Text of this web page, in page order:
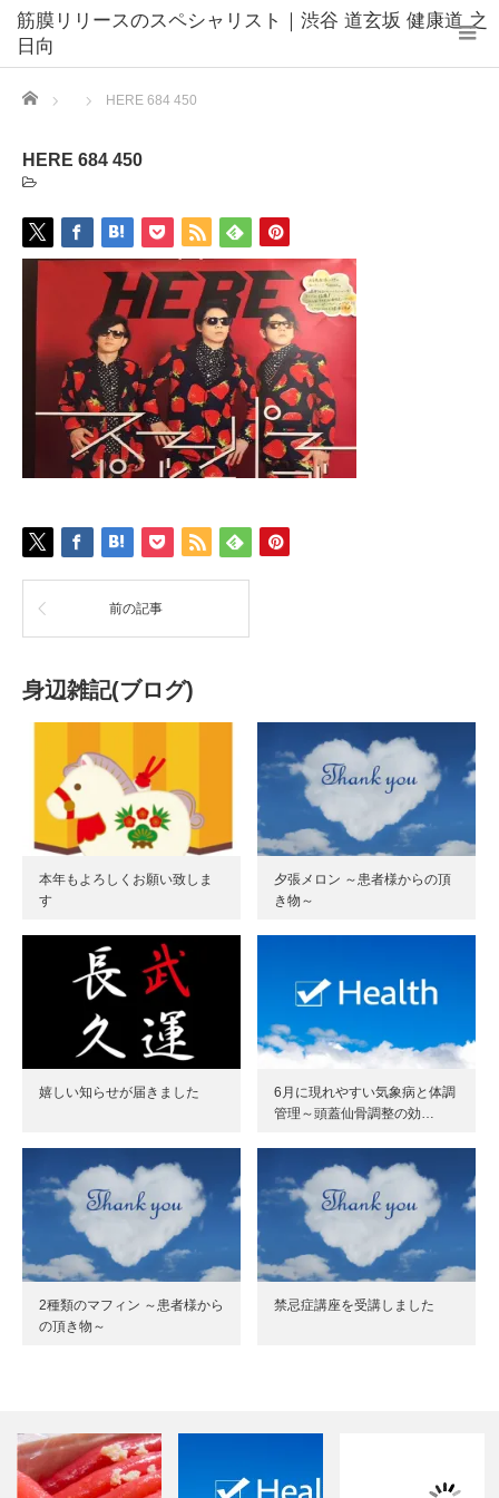
筋膜リリースのスペシャリスト｜渋谷 道玄坂 健康道 之
日向
Home HERE 684 450
HERE 684 450
前の記事
身辺雑記(ブログ)
本年もよろしくお願い致しま
す
夕張メロン ～患者様からの頂
き物～
嬉しい知らせが届きました
6月に現れやすい気象病と体調
管理～頭蓋仙骨調整の効…
2種類のマフィン ～患者様から
の頂き物～
禁忌症講座を受講しました